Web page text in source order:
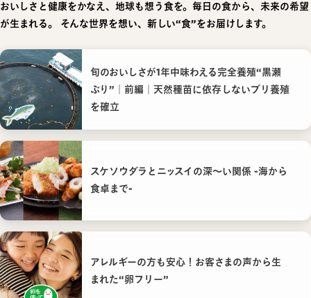
おいしさと健康をかなえ、地球も想う食を。毎日の食から、未来の希望
が生まれる。
そんな世界を想い、新しい“食”をお届けします。
旬のおいしさが1年中味わえる完全養殖“黒瀬
ぶり”｜前編｜天然種苗に依存しないブリ養殖
を確立
スケソウダラとニッスイの深〜い関係 -海から
食卓まで-
アレルギーの方も安心！お客さまの声から生
まれた“卵フリー”